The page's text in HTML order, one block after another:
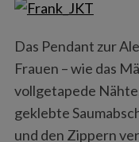
Das Pendant zur
Frauen – wie das
vollgetapede
geklebte
und den Zippern